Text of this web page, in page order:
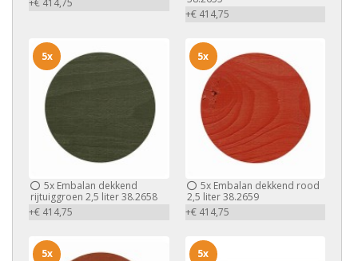
+€ 414,75
+€ 414,75
5x Embalan dekkend
rijtuiggroen 2,5 liter 38.2658
+€ 414,75
5x
5xEmbalan dekkend rood
2,5 liter 38.2659
+€ 414,75
5x
5x 5x